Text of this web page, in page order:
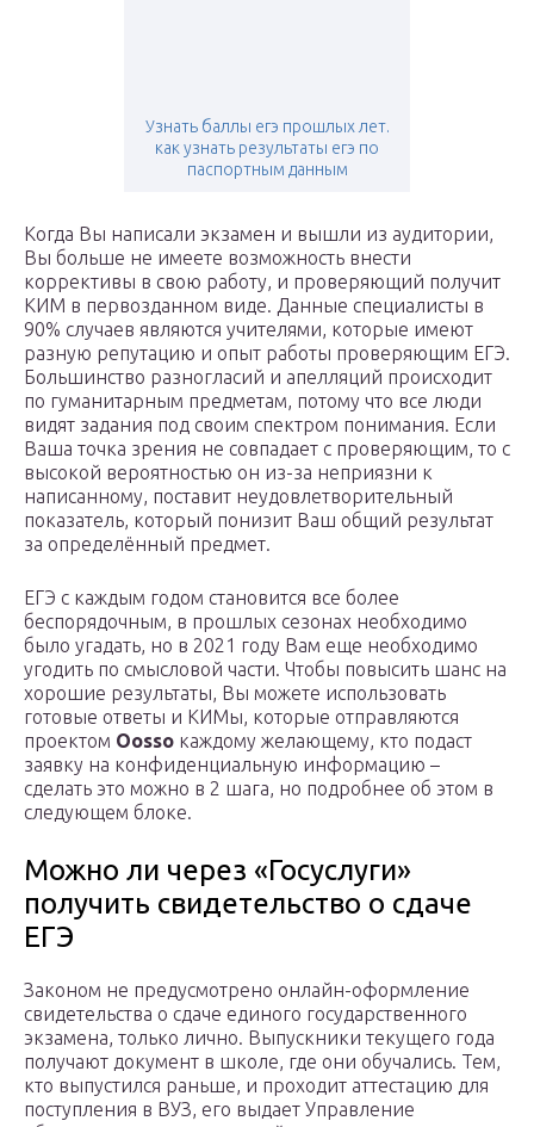
Узнать баллы егэ прошлых лет.
как узнать результаты егэ по
паспортным данным
Когда Вы написали экзамен и вышли из аудитории,
Вы больше не имеете возможность внести
коррективы в свою работу, и проверяющий получит
КИМ в первозданном виде. Данные специалисты в
90% случаев являются учителями, которые имеют
разную репутацию и опыт работы проверяющим ЕГЭ.
Большинство разногласий и апелляций происходит
по гуманитарным предметам, потому что все люди
видят задания под своим спектром понимания. Если
Ваша точка зрения не совпадает с проверяющим, то с
высокой вероятностью он из-за неприязни к
написанному, поставит неудовлетворительный
показатель, который понизит Ваш общий результат
за определённый предмет.
ЕГЭ с каждым годом становится все более
беспорядочным, в прошлых сезонах необходимо
было угадать, но в 2021 году Вам еще необходимо
угодить по смысловой части. Чтобы повысить шанс на
хорошие результаты, Вы можете использовать
готовые ответы и КИМы, которые отправляются
проектом Oosso каждому желающему, кто подаст
заявку на конфиденциальную информацию –
сделать это можно в 2 шага, но подробнее об этом в
следующем блоке.
Можно ли через «Госуслуги»
получить свидетельство о сдаче
ЕГЭ
Законом не предусмотрено онлайн-оформление
свидетельства о сдаче единого государственного
экзамена, только лично. Выпускники текущего года
получают документ в школе, где они обучались. Тем,
кто выпустился раньше, и проходит аттестацию для
поступления в ВУЗ, его выдает Управление